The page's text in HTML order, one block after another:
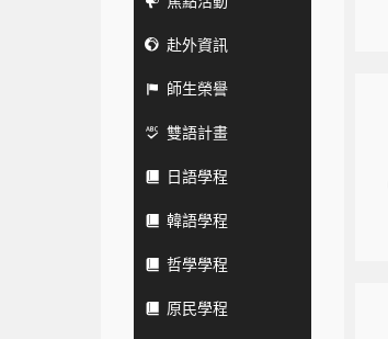
赴外資訊
師生榮譽
雙語計畫
日語學程
韓語學程
哲學學程
原民學程